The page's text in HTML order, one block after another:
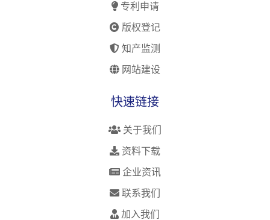
专利申请
版权登记
知产监测
网站建设
快速链接
关于我们
资料下载
企业资讯
联系我们
加入我们